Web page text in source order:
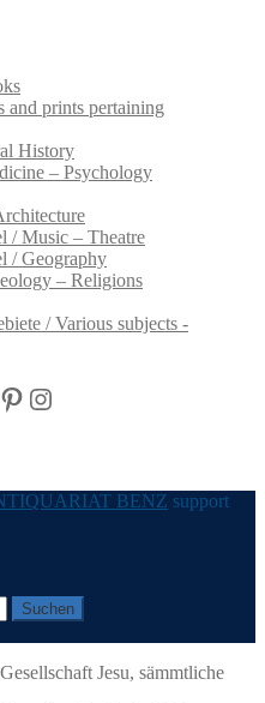
and prints pertaining
History
– Psychology
/ Music – Theatre
/ Geography
– Religions
/ Various subjects -
Pinterest
Instagram
BENZ support
Suchen